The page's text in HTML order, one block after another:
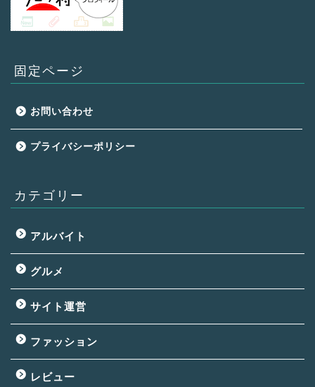
固定ページ
お問い合わせ
プライバシーポリシー
カテゴリー
アルバイト
グルメ
サイト運営
ファッション
レビュー